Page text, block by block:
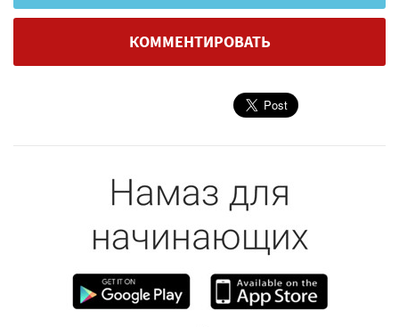
КОММЕНТИРОВАТЬ